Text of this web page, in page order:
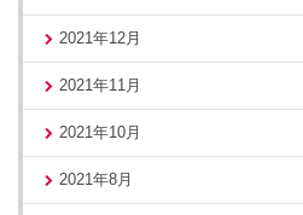
2021年12月
2021年11月
2021年10月
2021年8月